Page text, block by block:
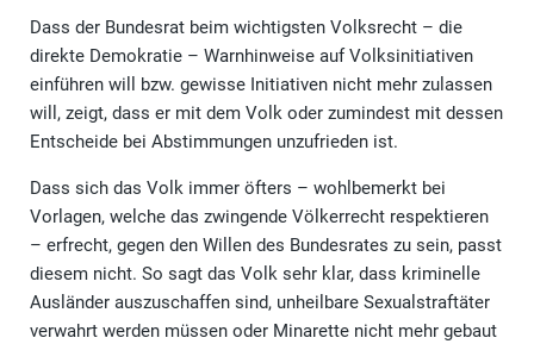
Dass der Bundesrat beim wichtigsten Volksrecht – die
direkte Demokratie – Warnhinweise auf Volksinitiativen
einführen will bzw. gewisse Initiativen nicht mehr zulassen
will, zeigt, dass er mit dem Volk oder zumindest mit dessen
Entscheide bei Abstimmungen unzufrieden ist.
Dass sich das Volk immer öfters – wohlbemerkt bei
Vorlagen, welche das zwingende Völkerrecht respektieren
– erfrecht, gegen den Willen des Bundesrates zu sein, passt
diesem nicht. So sagt das Volk sehr klar, dass kriminelle
Ausländer auszuschaffen sind, unheilbare Sexualstraftäter
verwahrt werden müssen oder Minarette nicht mehr gebaut